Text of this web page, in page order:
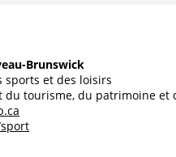
Brunswick
sports et des loisirs
du tourisme, du patrimoine et